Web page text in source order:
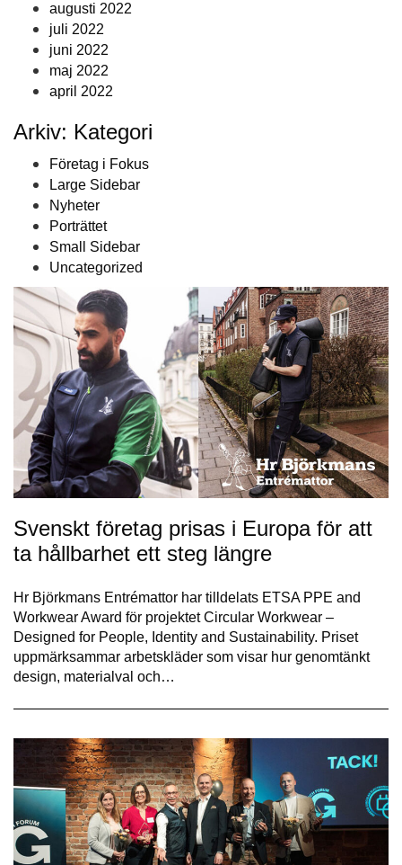
augusti 2022
juli 2022
juni 2022
maj 2022
april 2022
Arkiv: Kategori
Företag i Fokus
Large Sidebar
Nyheter
Porträttet
Small Sidebar
Uncategorized
Svenskt företag prisas i Europa för att
ta hållbarhet ett steg längre
Hr Björkmans Entrémattor har tilldelats ETSA PPE and
Workwear Award för projektet Circular Workwear –
Designed for People, Identity and Sustainability. Priset
uppmärksammar arbetskläder som visar hur genomtänkt
design, materialval och…